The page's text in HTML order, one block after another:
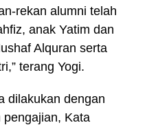
rekan alumni telah
anak Yatim dan
Alquran serta
terang Yogi.
dilakukan dengan
pengajian, Kata